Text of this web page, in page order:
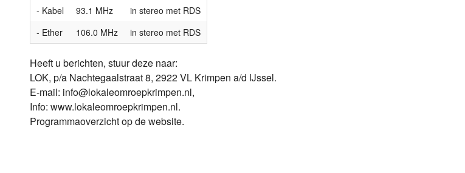
- Kabel 93.1 MHz
in stereo met RDS
- Ether
106.0 MHz in stereo met RDS
Heeft u berichten, stuur deze naar:
LOK, p/a Nachtegaalstraat 8, 2922 VL Krimpen a/d IJssel.
E-mail: info@lokaleomroepkrimpen.nl,
Info: www.lokaleomroepkrimpen.nl.
Programmaoverzicht op de website.